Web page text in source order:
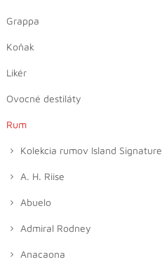
Grappa
Koňak
Likér
Ovocné destiláty
Rum
Kolekcia rumov Island Signature
A. H. Riise
Abuelo
Admiral Rodney
Anacaona